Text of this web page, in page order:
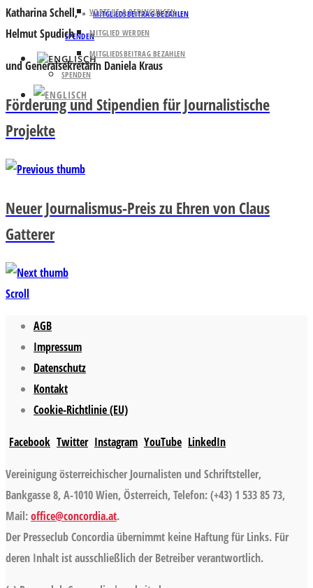
MITGLIEDSBEITRAG BEZAHLEN
SPENDEN
VORTEILE & BEDINGUNGEN
MITGLIED WERDEN
MITGLIEDSBEITRAG BEZAHLEN
SPENDEN
Katharina Schell,
Helmut Spudich
und Generalsekretärin Daniela Kraus
Förderung und Stipendien für Journalistische
Projekte
Neuer Journalismus-Preis zu Ehren von Claus
Gatterer
Scroll
AGB
Impressum
Datenschutz
Kontakt
Cookie-Richtlinie (EU)
Facebook Twitter Instagram YouTube LinkedIn
Vereinigung österreichischer Journalisten und Schriftsteller,
Bankgasse 8, A-1010 Wien, Österreich, Telefon: (+43) 1 533 85 73,
Mail:office@concordia.at.
Der Presseclub Concordia übernimmt keine Haftung für Links. Für
deren Inhalt ist ausschließlich der Betreiber verantwortlich.